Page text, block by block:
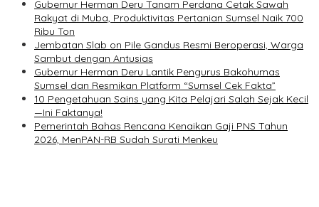
Gubernur Herman Deru Tanam Perdana Cetak Sawah
Rakyat di Muba, Produktivitas Pertanian Sumsel Naik 700
Ribu Ton
Jembatan Slab on Pile Gandus Resmi Beroperasi, Warga
Sambut dengan Antusias
Gubernur Herman Deru Lantik Pengurus Bakohumas
Sumsel dan Resmikan Platform “Sumsel Cek Fakta”
10 Pengetahuan Sains yang Kita Pelajari Salah Sejak Kecil
—Ini Faktanya!
Pemerintah Bahas Rencana Kenaikan Gaji PNS Tahun
2026, MenPAN-RB Sudah Surati Menkeu